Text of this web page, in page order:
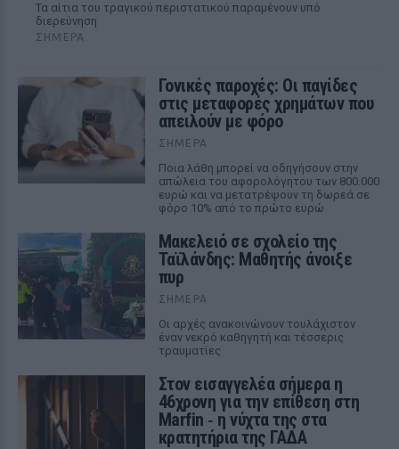
Τα αίτια του τραγικού περιστατικού παραμένουν υπό
διερεύνηση
ΣΉΜΕΡΑ
Γονικές παροχές: Οι παγίδες
στις μεταφορές χρημάτων που
απειλούν με φόρο
ΣΉΜΕΡΑ
Ποια λάθη μπορεί να οδηγήσουν στην
απώλεια του αφορολόγητου των 800.000
ευρώ και να μετατρέψουν τη δωρεά σε
φόρο 10% από το πρώτο ευρώ
Μακελειό σε σχολείο της
Ταϊλάνδης: Μαθητής άνοιξε
πυρ
ΣΉΜΕΡΑ
Οι αρχές ανακοινώνουν τουλάχιστον
έναν νεκρό καθηγητή και τέσσερις
τραυματίες
Στον εισαγγελέα σήμερα η
46χρονη για την επίθεση στη
Marfin ‑ η νύχτα της στα
κρατητήρια της ΓΑΔΑ